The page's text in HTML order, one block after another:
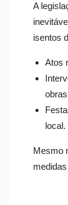
A
isentos
Atos
local.
Mesmo